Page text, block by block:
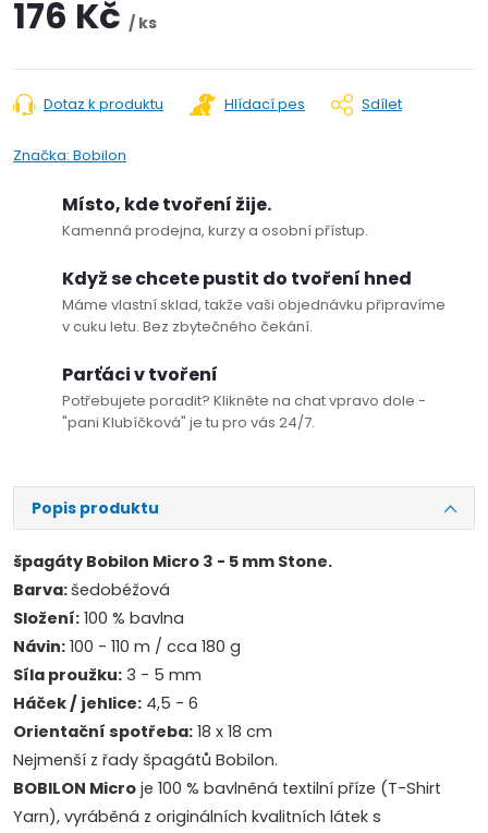
176 Kč / ks
Dotaz k produktu Hlídací pes Sdílet
Značka: Bobilon
Místo, kde tvoření žije.
Kamenná prodejna, kurzy a osobní přístup.
Když se chcete pustit do tvoření hned
Máme vlastní sklad, takže vaši objednávku připravíme
v cuku letu. Bez zbytečného čekání.
Parťáci v tvoření
Potřebujete poradit? Klikněte na chat vpravo dole -
"pani Klubíčková" je tu pro vás 24/7.
Popis produktu
špagáty Bobilon Micro 3 - 5 mm Stone.
Barva:šedobéžová
Složení: 100 % bavlna
Návin: 100 - 110 m / cca 180 g
Síla proužku: 3 - 5 mm
Háček / jehlice: 4,5 - 6
Orientační spotřeba: 18 x 18 cm
Nejmenší z řady špagátů Bobilon.
BOBILON Micro je 100 % bavlněná textilní příze (T-Shirt
Yarn), vyráběná z originálních kvalitních látek s